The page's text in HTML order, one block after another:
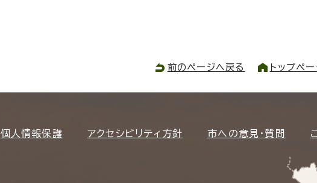
前のページへ戻る トップペ
個人情報保護 アクセシビリティ方針 市への意見・質問